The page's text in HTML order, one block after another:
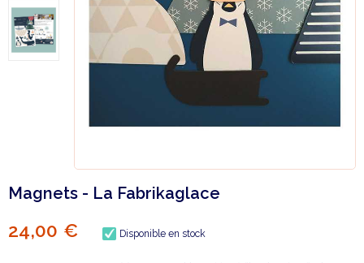
Magnets - La Fabrikaglace
24,00 € Disponible en stock